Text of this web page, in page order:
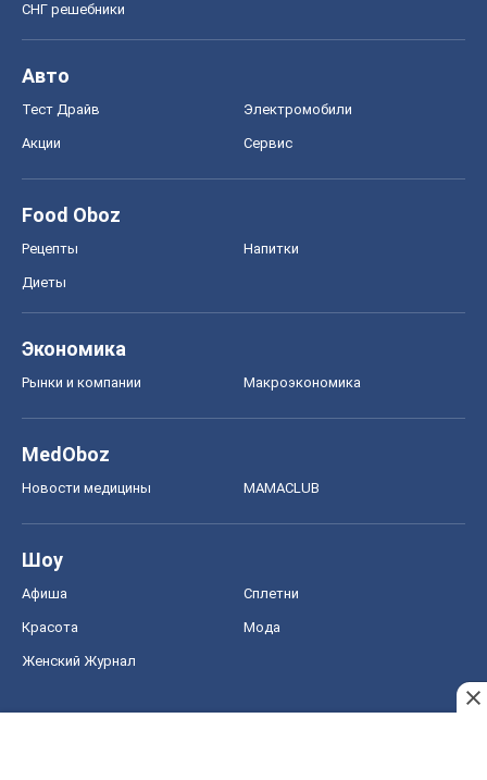
СНГ решебники
Авто
Тест Драйв Электромобили
Акции Сервис
Food Oboz
Рецепты Напитки
Диеты
Экономика
Рынки и компании Mакроэкономика
MedOboz
Новости медицины MAMACLUB
Шоу
Афиша Сплетни
Красота Мода
Женский Журнал